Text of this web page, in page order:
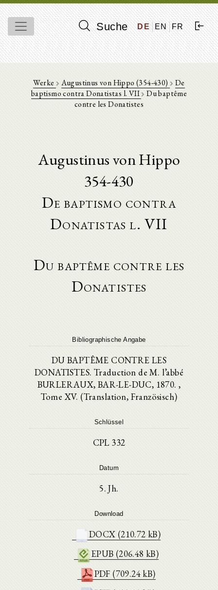
Suche DE EN FR
Werke Augustinus von Hippo (354-430)
De
baptismo contra Donatistas l. VII Du baptême
contre les Donatistes
Augustinus von Hippo
354-430
De baptismo contra
Donatistas l. VII
Du baptême contre les
Donatistes
Bibliographische Angabe
DU BAPTÊME CONTRE LES
DONATISTES. Traduction de M. l’abbé
BURLERAUX, BAR-LE-DUC, 1870. ,
Tome XV. (Translation, Französisch)
Schlüssel
CPL 332
Datum
5. Jh.
Download
DOCX (210.72 kB)
EPUB (206.48 kB)
PDF (709.24 kB)